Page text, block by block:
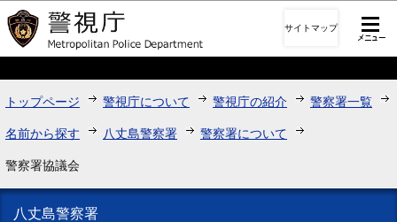
このページの本文へ移動
サイトマップ
トップページ 警視庁について 警視庁の紹介 警察署一覧
名前から探す 八丈島警察署 警察署について
警察署協議会
八丈島警察署